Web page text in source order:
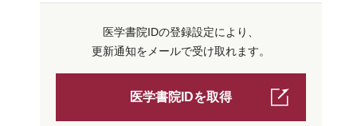
医学書院IDの登録設定により、
更新通知をメールで受け取れます。
医学書院IDを取得